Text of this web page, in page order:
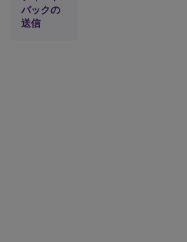
バックの
送信